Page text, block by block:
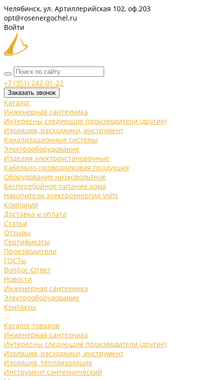
Челябинск, ул. Артиллерийская 102, оф.203
opt@rosenergochel.ru
Войти
+7 (351) 242-01-22
Заказать звонок
Каталог
Инженерная сантехника
Интересны следующие производители (другие)
Изоляция, расходники, инструмент
Канализационные системы
Электрооборудование
Изделия электроустановочные
Кабельно-проводниковая продукция
Оборудование низковольтное
Бесперебойное питание дома
Накопители электроэнергии Volts
Компания
Доставка и оплата
Статьи
Отзывы
Сертификаты
Производители
ГОСТы
Вопрос-Ответ
Новости
Инженерная сантехника
Электрооборудование
Контакты
...
Каталог товаров
Инженерная сантехника
Интересны следующие производители (другие)
Изоляция, расходники, инструмент
Изоляция, теплоизоляция
Инструмент сантехнический